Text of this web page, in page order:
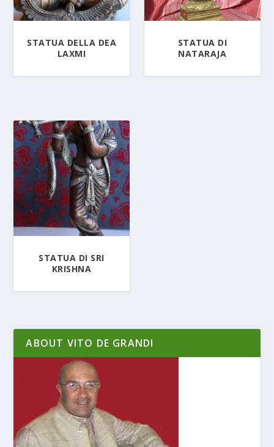
STATUA DELLA DEA
LAXMI
STATUA DI
NATARAJA
STATUA DI SRI
KRISHNA
ABOUT VITO DE GRANDI